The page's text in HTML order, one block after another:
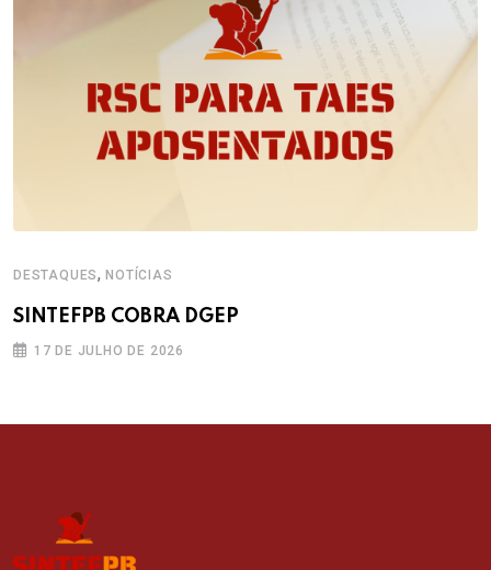
DESTAQUES,NOTÍCIAS
SINTEFPB COBRA DGEP
17 DE JULHO DE 2026